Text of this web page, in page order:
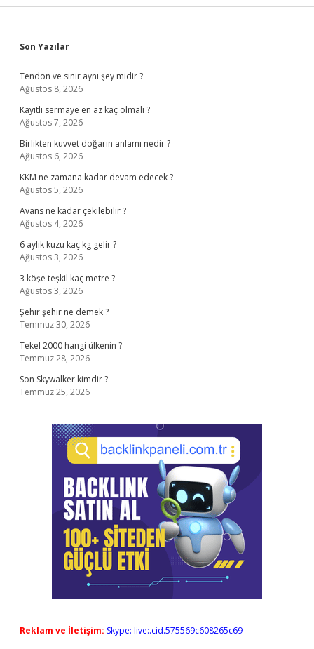
Sidebar
Son Yazılar
Tendon ve sinir aynı şey midir ?
Ağustos 8, 2026
Kayıtlı sermaye en az kaç olmalı ?
Ağustos 7, 2026
Birlikten kuvvet doğarın anlamı nedir ?
Ağustos 6, 2026
KKM ne zamana kadar devam edecek ?
Ağustos 5, 2026
Avans ne kadar çekilebilir ?
Ağustos 4, 2026
6 aylık kuzu kaç kg gelir ?
Ağustos 3, 2026
3 köşe teşkil kaç metre ?
Ağustos 3, 2026
Şehir şehir ne demek ?
Temmuz 30, 2026
Tekel 2000 hangi ülkenin ?
Temmuz 28, 2026
Son Skywalker kimdir ?
Temmuz 25, 2026
Reklam ve İletişim: Skype: live:.cid.575569c608265c69